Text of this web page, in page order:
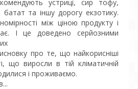
устриці, сир тофу,
батат та іншу дорогу екзотику.
між ціною продукту і
І це доведено серйозними
про те, що найкорисніші
що виросли в тій кліматичній
і проживаємо.